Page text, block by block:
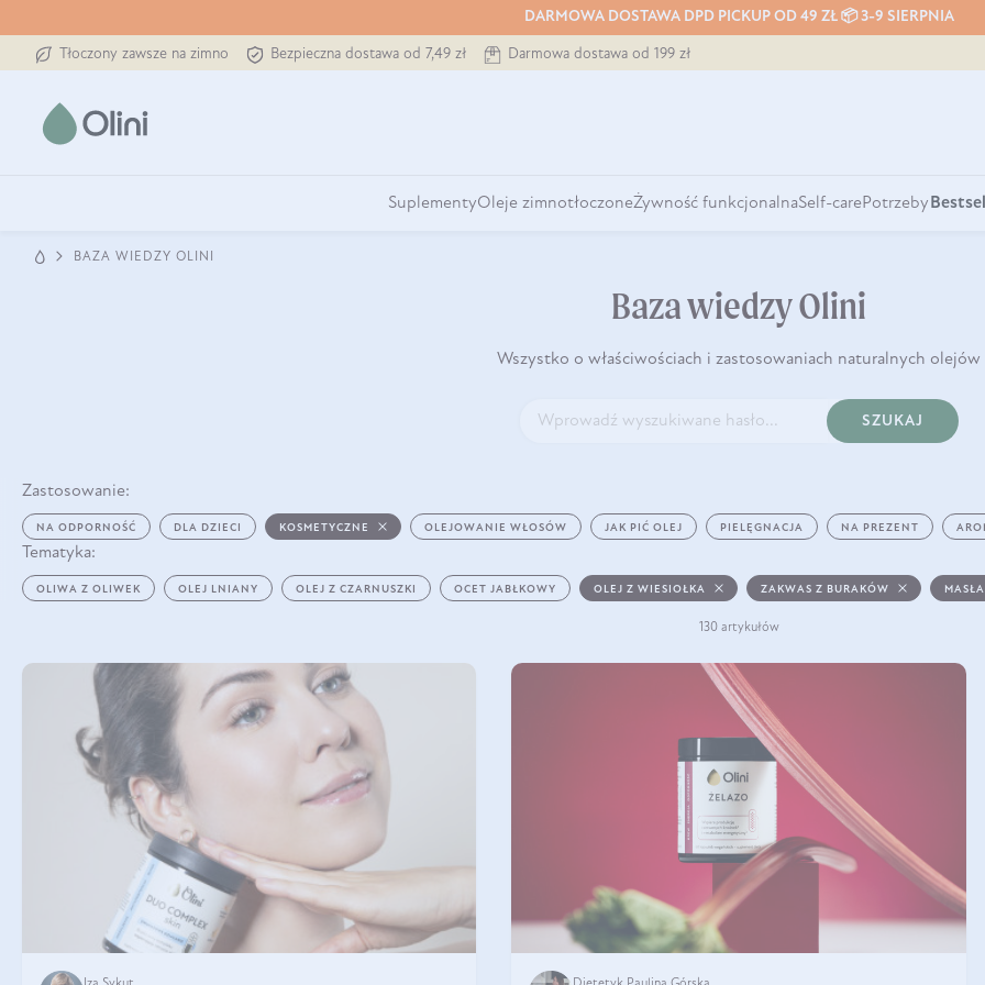
DARMOWA DOSTAWA DPD PICKUP OD 49 ZŁ 📦 3-9 SIERPNIA
Tłoczony zawsze na zimno Bezpieczna dostawa od 7,49 zł Darmowa dostawa od 199 zł
SuplementyOleje zimnotłoczoneŻywność funkcjonalnaSelf-carePotrzeby
BAZA WIEDZY OLINI
Baza wiedzy Olini
Wszystko o właściwościach i zastosowaniach naturalnych olejów
SZUKAJ
Zastosowanie:
NA ODPORNOŚĆ DLA DZIECI KOSMETYCZNE OLEJOWANIE WŁOSÓW JAK PIĆ OLEJ PIELĘGNACJA NA PREZENT
Tematyka:
OLIWA Z OLIWEK OLEJ LNIANY OLEJ Z CZARNUSZKI OCET JABŁKOWY OLEJ Z WIESIOŁKA ZAKWAS Z BURAKÓW
130 artykułów